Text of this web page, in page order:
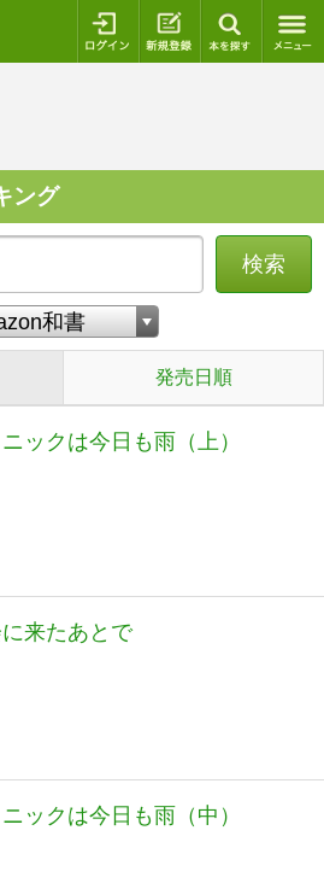
ログイン 新規登録
ング
検索
発売日順
ックは今日も雨（上）
来たあとで
ックは今日も雨（中）